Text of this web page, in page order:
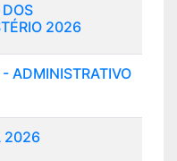
2026
ADMINISTRATIVO
2026